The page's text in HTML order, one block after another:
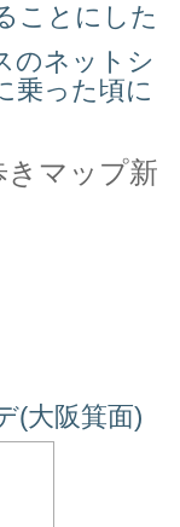
ことにした
のネットシ
乗った頃に
きマップ新
(大阪箕面)